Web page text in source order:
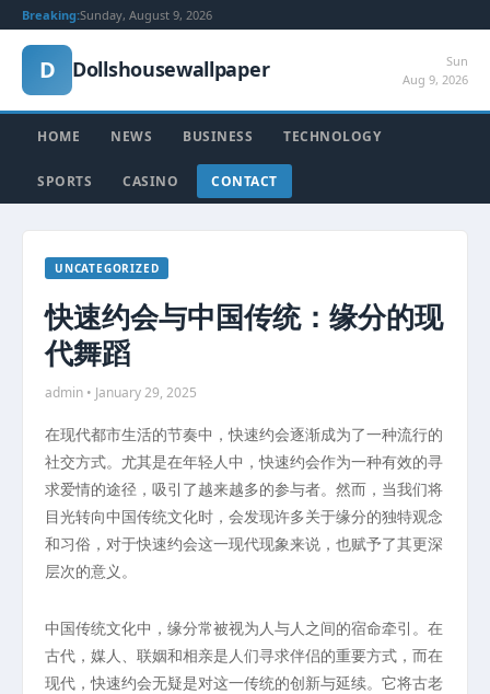
Breaking:Sunday, August 9, 2026
D Dollshousewallpaper
Sun
Aug 9, 2026
HOME NEWS BUSINESS TECHNOLOGY
SPORTS CASINO CONTACT
UNCATEGORIZED
快速约会与中国传统：缘分的现
代舞蹈
admin • January 29, 2025
在现代都市生活的节奏中，快速约会逐渐成为了一种流行的
社交方式。尤其是在年轻人中，快速约会作为一种有效的寻
求爱情的途径，吸引了越来越多的参与者。然而，当我们将
目光转向中国传统文化时，会发现许多关于缘分的独特观念
和习俗，对于快速约会这一现代现象来说，也赋予了其更深
层次的意义。
中国传统文化中，缘分常被视为人与人之间的宿命牵引。在
古代，媒人、联姻和相亲是人们寻求伴侣的重要方式，而在
现代，快速约会无疑是对这一传统的创新与延续。它将古老